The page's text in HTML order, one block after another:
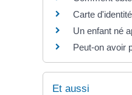
Carte
Un enfant né
Peut-on avoir
Et aussi